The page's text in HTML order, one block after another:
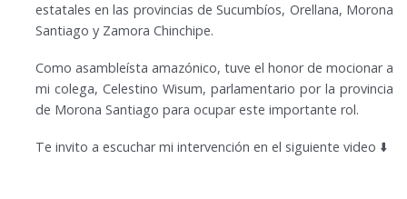
estatales en las provincias de Sucumbíos, Orellana, Morona
Santiago y Zamora Chinchipe.
Como asambleísta amazónico, tuve el honor de mocionar a
mi colega, Celestino Wisum, parlamentario por la provincia
de Morona Santiago para ocupar este importante rol.
Te invito a escuchar mi intervención en el siguiente video ⬇️